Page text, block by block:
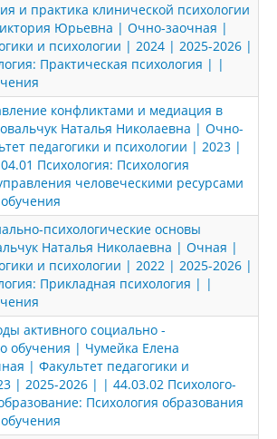
и практика клинической психологии
Юрьевна | Очно-заочная |
и психологии | 2024 | 2025-2026 |
Практическая психология | |
конфликтами и медиация в
Наталья Николаевна | Очно-
педагогики и психологии | 2023 |
Психология: Психология
человеческими ресурсами
психологические основы
Наталья Николаевна | Очная |
и психологии | 2022 | 2025-2026 |
Прикладная психология | |
активного социально -
обучения | Чумейка Елена
| Факультет педагогики и
| 2025-2026 | | 44.03.02 Психолого-
Психология образования